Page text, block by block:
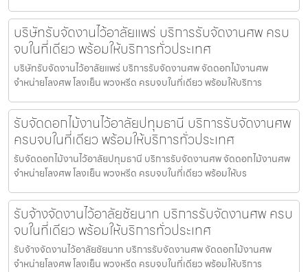
บริษัทรับจัดงานไว้อาลัยแพร่ บริการรับจัดงานศพ ครบ
จบในที่เดียว พร้อมให้บริการทั่วประเทศ
บริษัทรับจัดงานไว้อาลัยแพร่ บริการรับจัดงานศพ จัดดอกไม้งานศพ
จำหน่ายโลงศพ โลงเย็น พวงหรีด ครบจบในที่เดียว พร้อมให้บริการ
รับจัดดอกไม้งานไว้อาลัยปทุมธานี บริการรับจัดงานศพ
ครบจบในที่เดียว พร้อมให้บริการทั่วประเทศ
รับจัดดอกไม้งานไว้อาลัยปทุมธานี บริการรับจัดงานศพ จัดดอกไม้งานศพ
จำหน่ายโลงศพ โลงเย็น พวงหรีด ครบจบในที่เดียว พร้อมให้บร
รับจ้างจัดงานไว้อาลัยชัยนาท บริการรับจัดงานศพ ครบ
จบในที่เดียว พร้อมให้บริการทั่วประเทศ
รับจ้างจัดงานไว้อาลัยชัยนาท บริการรับจัดงานศพ จัดดอกไม้งานศพ
จำหน่ายโลงศพ โลงเย็น พวงหรีด ครบจบในที่เดียว พร้อมให้บริการ